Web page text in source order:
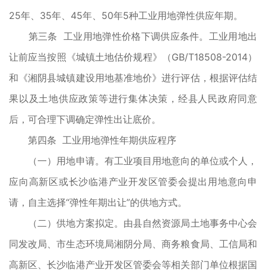
25年、35年、45年、50年5种工业用地弹性供应年期。
第三条 工业用地弹性价格下调供应条件。工业用地出
让前应当按照《城镇土地估价规程》（GB/T18508-2014）
和《湘阴县城镇建设用地基准地价》进行评估，根据评估结
果以及土地供应政策等进行集体决策，经县人民政府同意
后，可合理下调确定弹性出让底价。
第四条 工业用地弹性年期供应程序
（一）用地申请。有工业项目用地意向的单位或个人，
应向高新区或长沙临港产业开发区管委会提出用地意向申
请，自主选择“弹性年期出让”的供地方式。
（二）供地方案拟定。由县自然资源局土地事务中心会
同发改局、市生态环境局湘阴分局、商务粮食局、工信局和
高新区、长沙临港产业开发区管委会等相关部门单位根据国